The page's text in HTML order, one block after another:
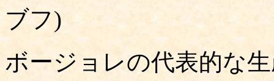
ブフ)
ボージョレの代表的な